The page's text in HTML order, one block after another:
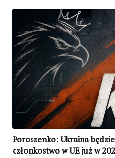
Poroszenko: Ukraina
członkostwo w UE już w